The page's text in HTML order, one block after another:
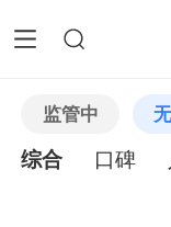
监管中
综合 口碑